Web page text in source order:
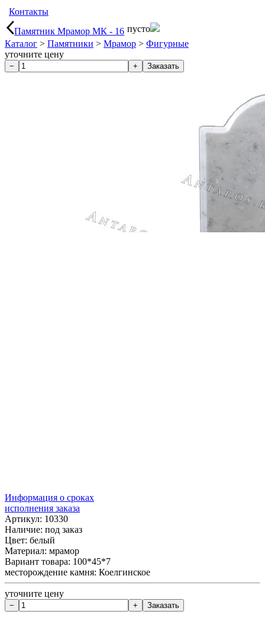
Контакты
Памятник Мрамор МК - 16 пусто
Каталог > Памятники > Мрамор > Фигурные
уточните цену
Информация о сроках
исполнения заказа
Артикул: 10330
Наличие: под заказ
Цвет: белый
Материал: мрамор
Вариант товара: 100*45*7
месторождение камня: Коелгинское
уточните цену